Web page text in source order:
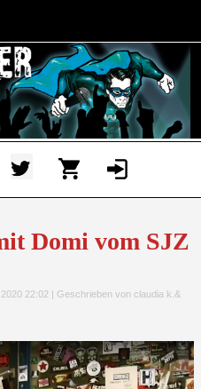
Domi vom SJZ
22:02 | Geschrieben von claudia k.&